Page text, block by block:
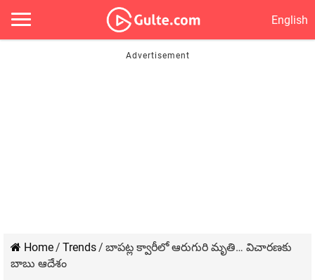
English
Home/ Trends/ బాపట్ల క్వారీలో ఆరుగురి మృతి… విచారణకు
బాబు ఆదేశం